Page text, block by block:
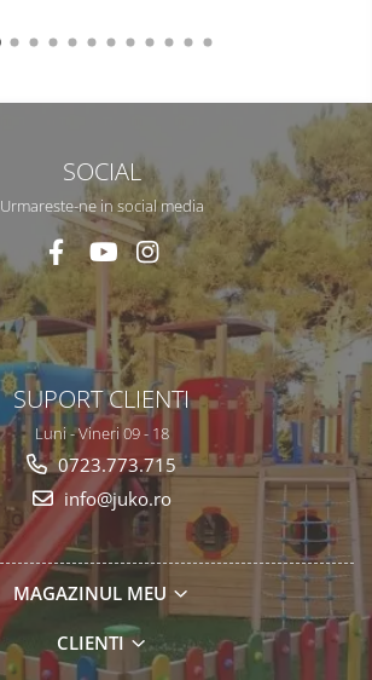
SOCIAL
Urmareste-ne in social media
SUPORT CLIENTI
Luni - Vineri 09 - 18
0723.773.715
info@juko.ro
MAGAZINUL MEU
CLIENTI